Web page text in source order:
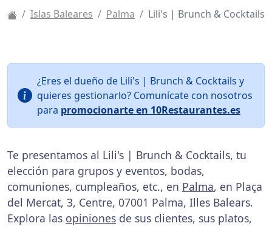
Islas Baleares Palma Lili's | Brunch & Cocktails
¿Eres el dueño de Lili's | Brunch & Cocktails y
quieres gestionarlo? Comunícate con nosotros
para promocionarte en 10Restaurantes.es
Te presentamos al Lili's | Brunch & Cocktails, tu
elección para grupos y eventos, bodas,
comuniones, cumpleaños, etc., en Palma, en Plaça
del Mercat, 3, Centre, 07001 Palma, Illes Balears.
Explora las opiniones de sus clientes, sus platos,